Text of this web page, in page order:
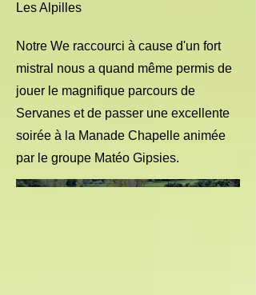
Les Alpilles
Notre We raccourci à cause d'un fort
mistral nous a quand même permis de
jouer le magnifique parcours de
Servanes et de passer une excellente
soirée à la Manade Chapelle animée
par le groupe Matéo Gipsies.